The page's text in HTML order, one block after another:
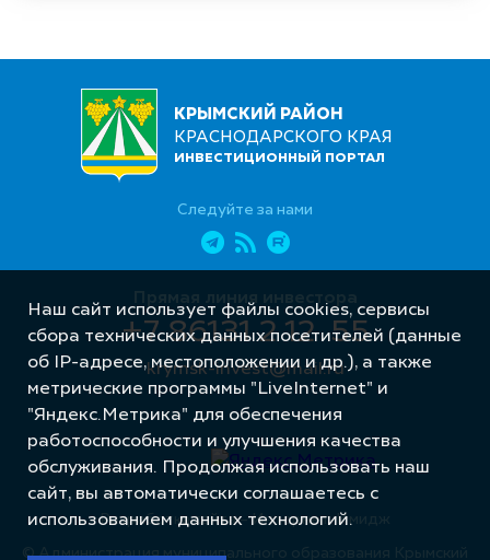
КРЫМСКИЙ РАЙОН
КРАСНОДАРСКОГО КРАЯ
ИНВЕСТИЦИОННЫЙ ПОРТАЛ
Следуйте за нами
Прямая линия инвестора
+7 86131 2 12 55
krymsk-invest@mail.ru
© Администрация муниципального образования Крымский
Разработка сайта – Интернет-Имидж
Наш сайт использует файлы cookies, сервисы
сбора технических данных посетителей (данные
об IP-адресе, местоположении и др.), а также
метрические программы "LiveInternet" и
"Яндекс.Метрика" для обеспечения
работоспособности и улучшения качества
обслуживания. Продолжая использовать наш
сайт, вы автоматически соглашаетесь с
использованием данных технологий.